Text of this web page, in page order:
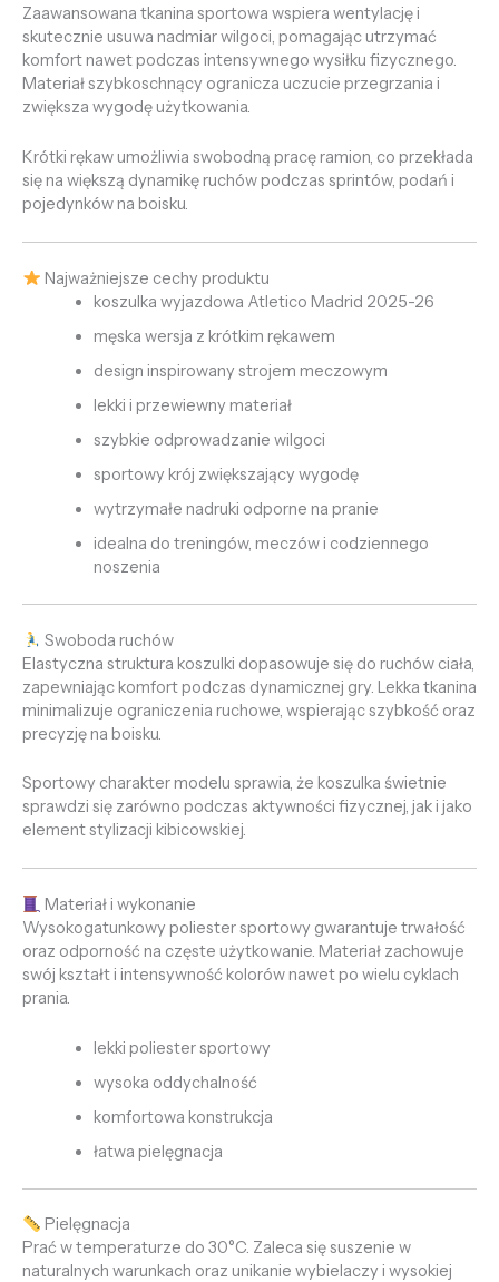
Zaawansowana tkanina sportowa wspiera wentylację i
skutecznie usuwa nadmiar wilgoci, pomagając utrzymać
komfort nawet podczas intensywnego wysiłku fizycznego.
Materiał szybkoschnący ogranicza uczucie przegrzania i
zwiększa wygodę użytkowania.
Krótki rękaw umożliwia swobodną pracę ramion, co przekłada
się na większą dynamikę ruchów podczas sprintów, podań i
pojedynków na boisku.
Najważniejsze cechy produktu
koszulka wyjazdowa Atletico Madrid 2025-26
męska wersja z krótkim rękawem
design inspirowany strojem meczowym
lekki i przewiewny materiał
szybkie odprowadzanie wilgoci
sportowy krój zwiększający wygodę
wytrzymałe nadruki odporne na pranie
idealna do treningów, meczów i codziennego
noszenia
Swoboda ruchów
Elastyczna struktura koszulki dopasowuje się do ruchów ciała,
zapewniając komfort podczas dynamicznej gry. Lekka tkanina
minimalizuje ograniczenia ruchowe, wspierając szybkość oraz
precyzję na boisku.
Sportowy charakter modelu sprawia, że koszulka świetnie
sprawdzi się zarówno podczas aktywności fizycznej, jak i jako
element stylizacji kibicowskiej.
Materiał i wykonanie
Wysokogatunkowy poliester sportowy gwarantuje trwałość
oraz odporność na częste użytkowanie. Materiał zachowuje
swój kształt i intensywność kolorów nawet po wielu cyklach
prania.
lekki poliester sportowy
wysoka oddychalność
komfortowa konstrukcja
łatwa pielęgnacja
Pielęgnacja
Prać w temperaturze do 30°C. Zaleca się suszenie w
naturalnych warunkach oraz unikanie wybielaczy i wysokiej